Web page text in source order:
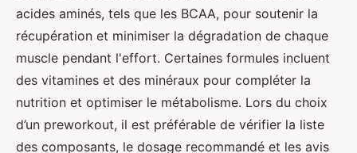
acides aminés, tels que les BCAA, pour soutenir la
récupération et minimiser la dégradation de chaque
muscle pendant l'effort. Certaines formules incluent
des vitamines et des minéraux pour compléter la
nutrition et optimiser le métabolisme. Lors du choix
d’un preworkout, il est préférable de vérifier la liste
des composants, le dosage recommandé et les avis